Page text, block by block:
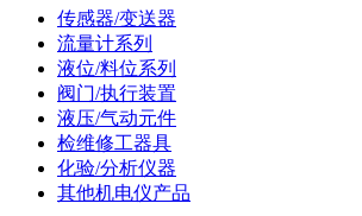
传感器/变送器
流量计系列
液位/料位系列
阀门/执行装置
液压/气动元件
检维修工器具
化验/分析仪器
其他机电仪产品